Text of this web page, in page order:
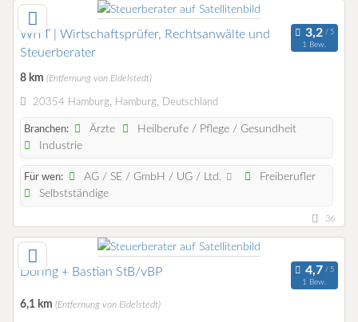
WITT | Wirtschaftsprüfer, Rechtsanwälte und
Steuerberater
1 Bew.
8 km (Entfernung von Eidelstedt)
20354 Hamburg, Hamburg, Deutschland
Branchen: Ärzte
Heilberufe / Pflege / Gesundheit
Industrie
Für wen: AG / SE / GmbH / UG / Ltd.
Freiberufler
Selbstständige
36
Döring + Bastian StB/vBP
1 Bew.
6,1 km (Entfernung von Eidelstedt)